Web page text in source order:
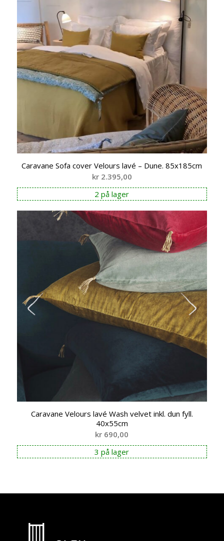
Caravane Sofa cover Velours lavé – Dune. 85x185cm
kr2.395,00
2 på lager
Caravane Velours lavé Wash velvet inkl. dun fyll.
40x55cm
kr 690,00
3 på lager